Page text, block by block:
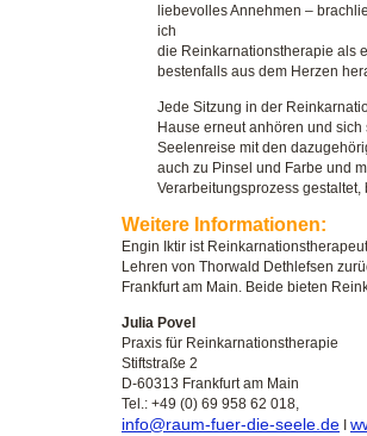
liebevolles Annehmen –
ich
die Reinkarnationstherapie als
bestenfalls aus dem Herzen
Jede Sitzung in der
Hause erneut anhören und
Seelenreise mit den
auch zu Pinsel und Farbe und
Verarbeitungsprozess
Weitere Informationen:
Engin Iktir ist
Lehren von Thorwald Dethlefsen
Frankfurt am Main. Beide bieten
Julia Povel
Praxis für Reinkarnationstherapie
Stiftstraße 2
D-60313 Frankfurt am Main
Tel.: +49 (0) 69 958 62 018,
info@raum-fuer-die-seele.de